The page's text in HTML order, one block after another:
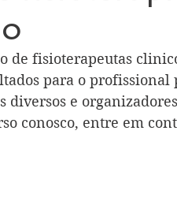
de fisioterapeutas
para o profissional
diversos e organizadores
conosco, entre em